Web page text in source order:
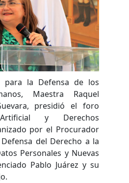
para la Defensa de los
Maestra Raquel
presidió el foro
y Derechos
por el Procurador
del Derecho a la
Personales y Nuevas
Pablo Juárez y su